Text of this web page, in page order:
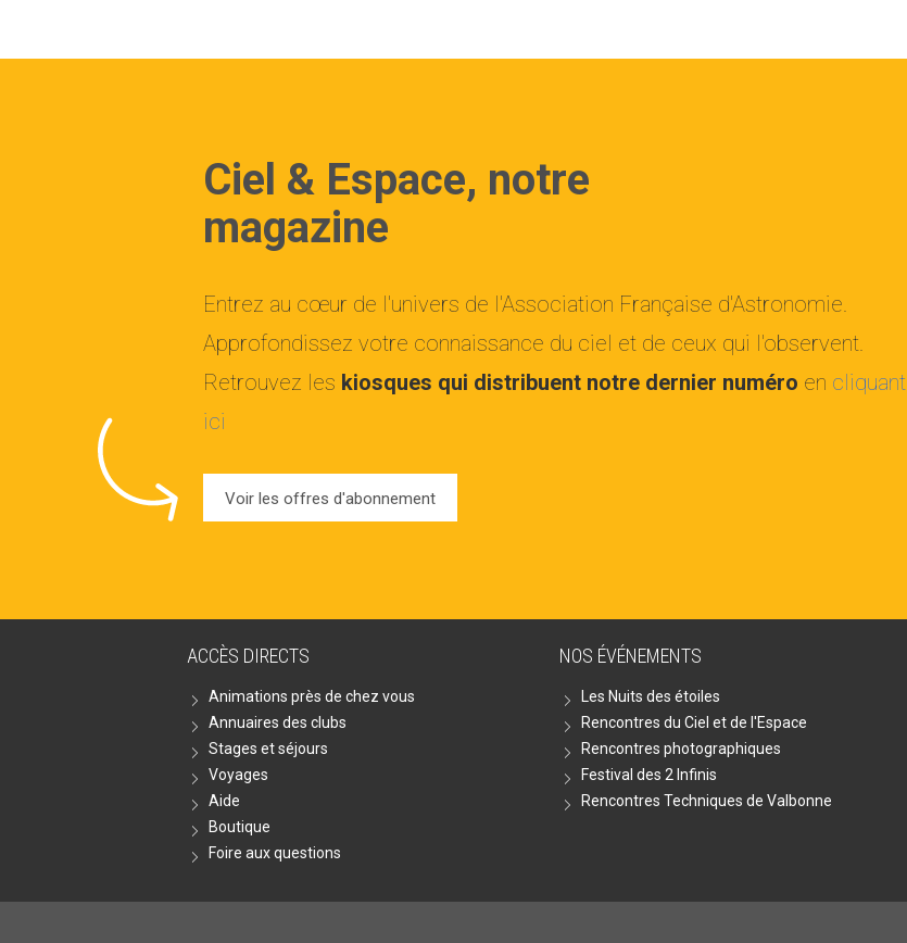
Ciel & Espace, notre
magazine
Entrez au cœur de l'univers de l'Association Française d'Astronomie.
Approfondissez votre connaissance du ciel et de ceux qui l'observent.
Retrouvez les kiosques qui distribuent notre dernier numéro en cliquant
ici
Voir les offres d'abonnement
ACCÈS DIRECTS
Animations près de chez vous
Annuaires des clubs
Stages et séjours
Voyages
Aide
Boutique
Foire aux questions
NOS ÉVÉNEMENTS
Les Nuits des étoiles
Rencontres du Ciel et de l'Espace
Rencontres photographiques
Festival des 2 Infinis
Rencontres Techniques de Valbonne